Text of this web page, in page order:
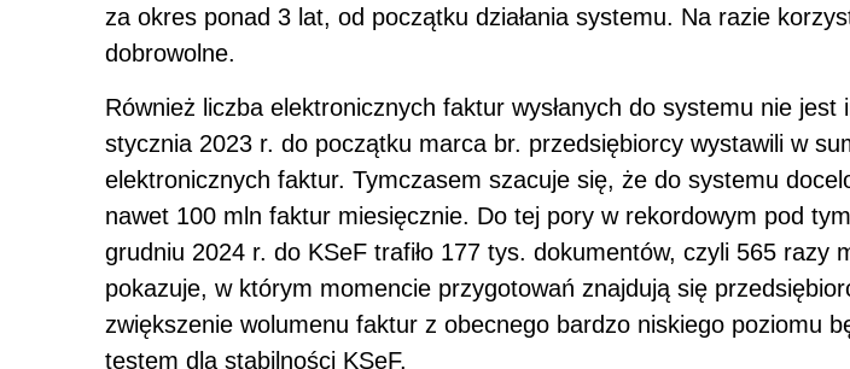
za okres ponad 3 lat, od początku działania systemu. Na razie
dobrowolne.
Również liczba elektronicznych faktur wysłanych do systemu nie jest
stycznia 2023 r. do początku marca br. przedsiębiorcy wystawili w
elektronicznych faktur. Tymczasem szacuje się, że do systemu
nawet 100 mln faktur miesięcznie. Do tej pory w rekordowym pod
grudniu 2024 r. do KSeF trafiło 177 tys. dokumentów, czyli 565 razy
pokazuje, w którym momencie przygotowań znajdują się
zwiększenie wolumenu faktur z obecnego bardzo niskiego poziomu
testem dla stabilności KSeF.